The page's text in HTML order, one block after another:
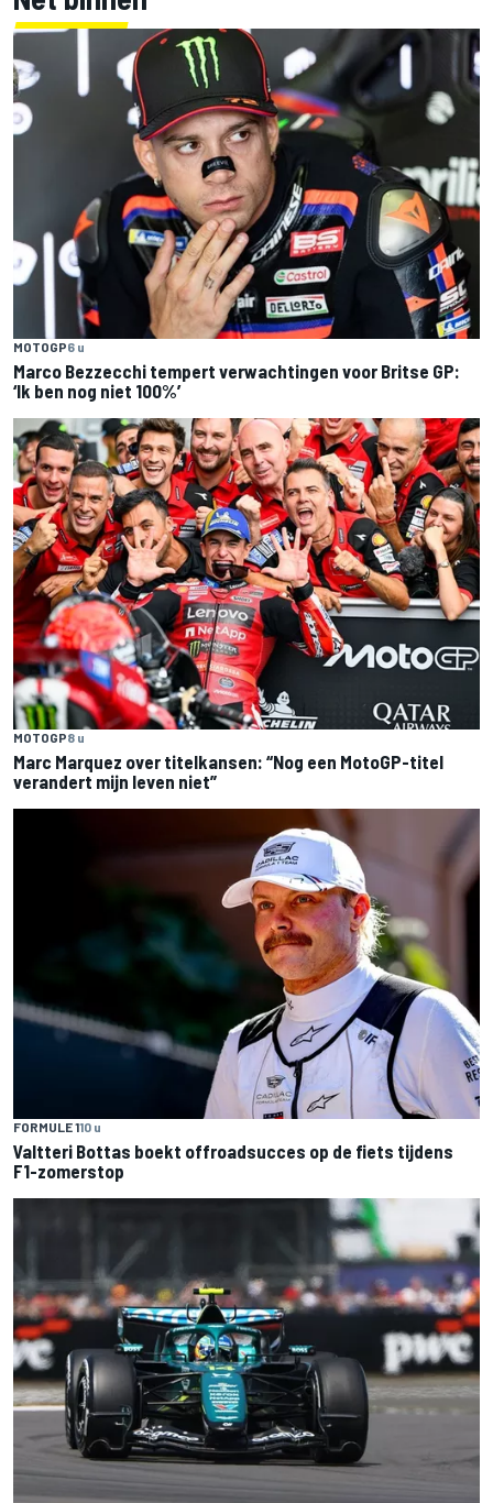
MOTOGP6 u
Marco Bezzecchi tempert verwachtingen voor Britse GP:
‘Ik ben nog niet 100%’
MOTOGP8 u
Marc Marquez over titelkansen: “Nog een MotoGP-titel
verandert mijn leven niet”
FORMULE 110 u
Valtteri Bottas boekt offroadsucces op de fiets tijdens
F1-zomerstop